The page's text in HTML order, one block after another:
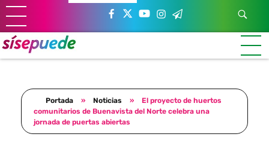
Sí se puede Canarias
Únete al movimiento ecosocialista
Portada » Noticias »
El proyecto de huertos
comunitarios de Buenavista del Norte celebra una
jornada de puertas abiertas